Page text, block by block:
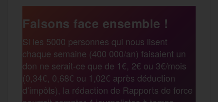
b
o
t
e
l
s
a
g
r
t
a
Faisons face ensemble !
Si les 5000 personnes qui nous lisent
chaque semaine (400 000/an) faisaient un
don ne serait-ce que de 1€, 2€ ou 3€/mois
(0,34€, 0,68€ ou 1,02€ après déduction
d’impôts), la rédaction de Rapports de force